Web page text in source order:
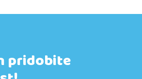
pridobite